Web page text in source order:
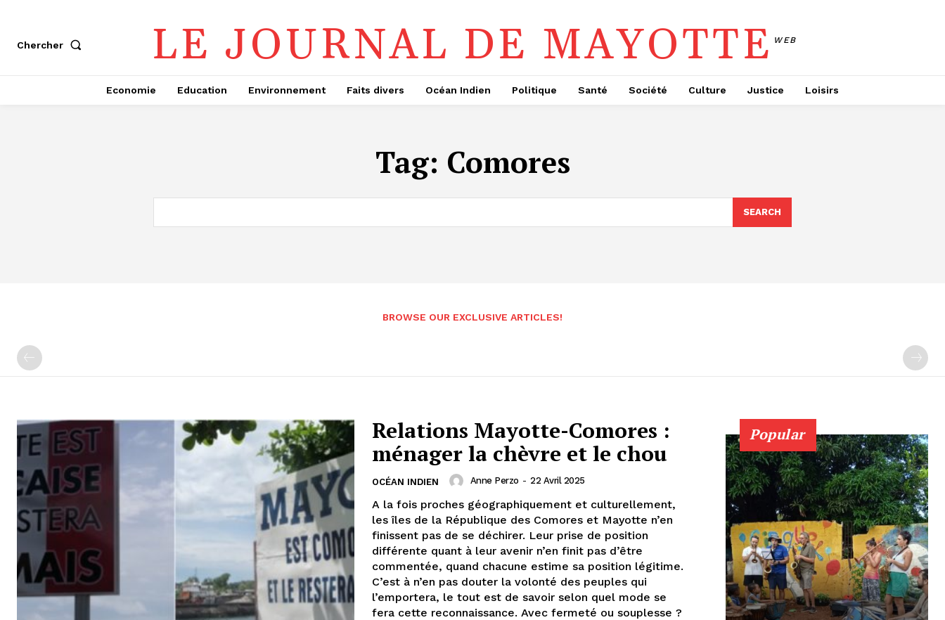
Chercher LE JOURNAL DE MAYOTTE WEB
Economie Education Environnement Faits divers Océan Indien Politique Santé Société Culture Justice Loisirs
Tag: Comores
SEARCH
BROWSE OUR EXCLUSIVE ARTICLES!
Relations Mayotte-Comores :
ménager la chèvre et le chou
OCÉAN INDIEN Anne Perzo - 22 Avril 2025
A la fois proches géographiquement et culturellement,
les îles de la République des Comores et Mayotte n’en
finissent pas de se déchirer. Leur prise de position
différente quant à leur avenir n’en finit pas d’être
commentée, quand chacune estime sa position légitime.
C’est à n’en pas douter la volonté des peuples qui
l’emportera, le tout est de savoir selon quel mode se
fera cette reconnaissance. Avec fermeté ou souplesse ?
Popular